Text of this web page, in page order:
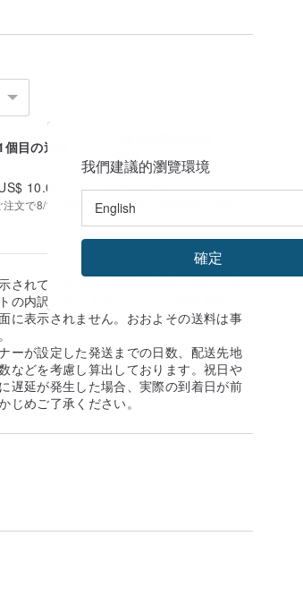
個目の送料
送料
10.00 US$ 4.00
文で8/19~9/8にお届け予定 | 追跡番号を提供す
れている送料と実際の送料が異なる場
内訳に従います。 ※なお、送料着払い
に表示されません。おおよその送料は事
ーが設定した発送までの日数、配送先地
などを考慮し算出しております。祝日や
遅延が発生した場合、実際の到着日が前
じめご了承ください。
我們建議的瀏覽環境
確定